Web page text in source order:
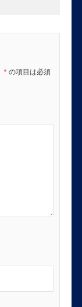
* の項目は必須